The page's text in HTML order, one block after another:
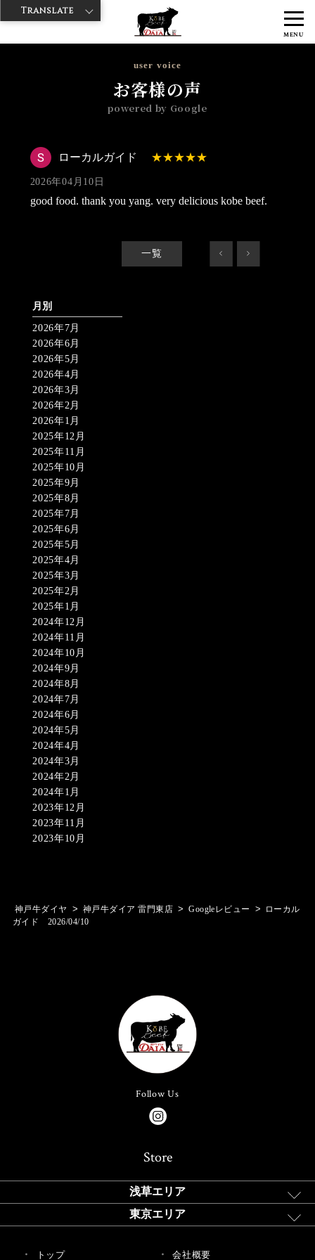
MENU
神戸牛ダイヤ > 神戸牛ダイア 雷門東店
ローカル
user voice
お客様の声
powered by Google
ローカルガイド
2026年04月10日
good food. thank you yang. very delicious kobe beef.
一覧 < >
月別
2026年7月
2026年6月
2026年5月
2026年4月
2026年3月
2026年2月
2026年1月
2025年12月
2025年11月
2025年10月
2025年9月
2025年8月
2025年7月
2025年6月
2025年5月
2025年4月
2025年3月
2025年2月
2025年1月
2024年12月
2024年11月
2024年10月
2024年9月
2024年8月
2024年7月
2024年6月
2024年5月
2024年4月
2024年3月
2024年2月
2024年1月
2023年12月
2023年11月
2023年10月
神戸牛ダイヤ > 神戸牛ダイア 雷門東店 > Googleレビュー >
ローカル
ガイド 2026/04/10
Follow Us
Store
浅草エリア
東京エリア
トップ 会社概要
Translate